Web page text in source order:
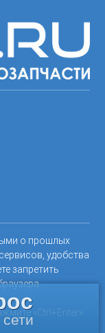
о прошлых
удобства
запретить
«Ctrl+Enter»